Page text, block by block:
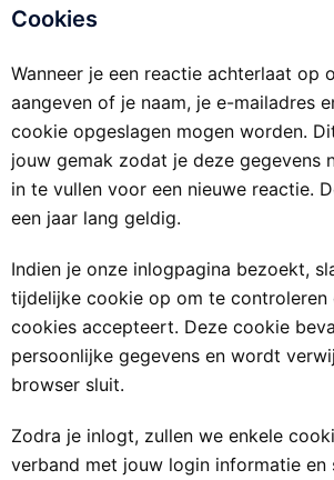
Cookies
Wanneer je een reactie achterlaat op
aangeven of je naam, je e-mailadres
cookie opgeslagen mogen worden.
jouw gemak zodat je deze gegevens
in te vullen voor een nieuwe reactie.
een jaar lang geldig.
Indien je onze inlogpagina bezoekt,
tijdelijke cookie op om te controleren
cookies accepteert. Deze cookie
persoonlijke gegevens en wordt
browser sluit.
Zodra je inlogt, zullen we enkele
verband met jouw login informatie en